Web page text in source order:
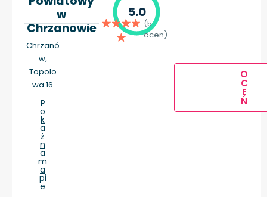
w
Chrzanowie
Chrzanó
w,
Topolo
wa 16
P
o
k
a
ż
n
a
m
a
pi
e
5.0
(5
ocen)
O
C
E
Ń